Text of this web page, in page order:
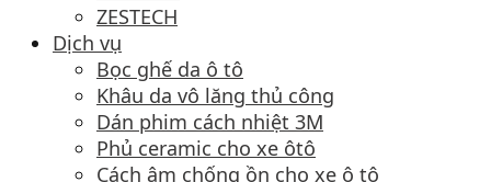
ZESTECH
Dịch vụ
Bọc ghế da ô tô
Khâu da vô lăng thủ công
Dán phim cách nhiệt 3M
Phủ ceramic cho xe ôtô
Cách âm chống ồn cho xe ô tô